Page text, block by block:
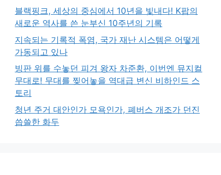
블랙핑크, 세상의 중심에서 10년을 빛내다! K팝의
새로운 역사를 쓴 눈부신 10주년의 기록
지속되는 기록적 폭염, 국가 재난 시스템은 어떻게
가동되고 있나
빙판 위를 수놓던 피겨 왕자 차준환, 이번엔 뮤지컬
무대로! 무대를 찢어놓을 역대급 변신 비하인드 스
토리
청년 주거 대안인가 모욕인가, 폐버스 개조가 던진
씁쓸한 화두